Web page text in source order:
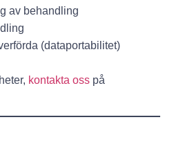
av behandling
(dataportabilitet)
kontakta oss på